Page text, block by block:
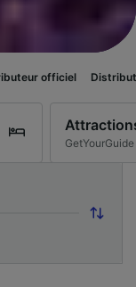
Distributeur officiel
GetYourGuide